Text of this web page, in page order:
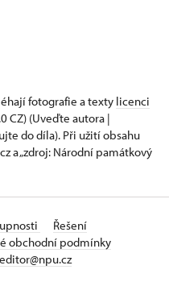
fotografie a texty licenci
CZ) (Uveďte autora |
do díla). Při užití obsahu
a „zdroj: Národní památkový
Řešení
obchodní podmínky